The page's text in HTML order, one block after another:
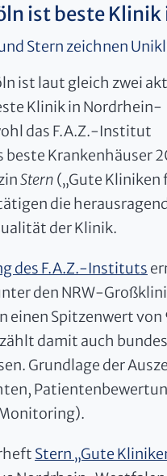
ist beste Klinik
Stern zeichnen
ist laut gleich zwei
Klinik in Nordrhein-
das F.A.Z.-Institut
beste Krankenhäuser
Stern („Gute Kliniken
die
der Klinik.
des F.A.Z.-Instituts
den NRW-
einen Spitzenwert von
damit auch
Grundlage der
Stern „Gute